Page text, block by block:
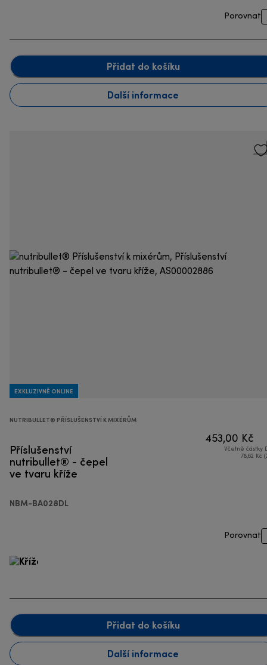
Porovnat
Přidat do košíku
Další informace
EXKLUZIVNĚ ONLINE
NUTRIBULLET® PŘÍSLUŠENSTVÍ K MIXÉRŮM
Příslušenství
nutribullet® - čepel
ve tvaru kříže
NBM-BA028DL
453,00 Kč
Včetně částky
78,62 Kč
Porovnat
Přidat do košíku
Další informace